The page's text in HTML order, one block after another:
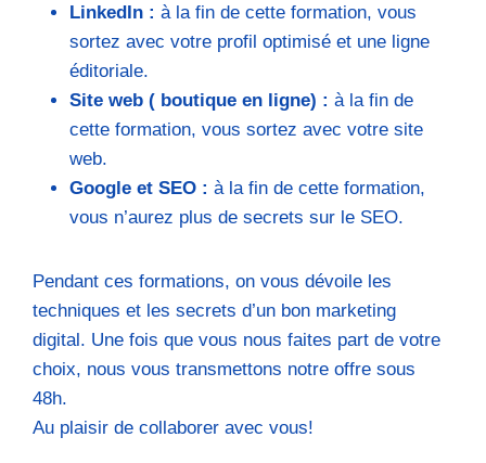
LinkedIn : à la fin de cette formation, vous
sortez avec votre profil optimisé et une ligne
éditoriale.
Site web ( boutique en ligne) : à la fin de
cette formation, vous sortez avec votre site
web.
Google et SEO : à la fin de cette formation,
vous n’aurez plus de secrets sur le SEO.
Pendant ces formations, on vous dévoile les
techniques et les secrets d’un bon marketing
digital. Une fois que vous nous faites part de votre
choix, nous vous transmettons notre offre sous
48h.
Au plaisir de collaborer avec vous!